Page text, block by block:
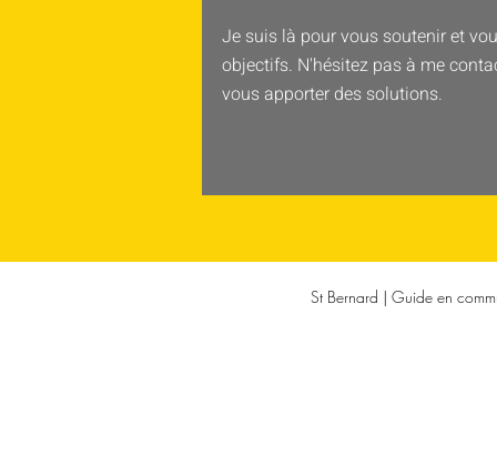
Je suis là pour vous soutenir et
objectifs. N'hésitez pas à me
vous apporter des solutions.
St Bernard | Guide en